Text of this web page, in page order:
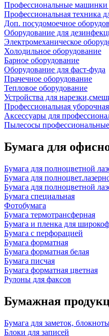
Профессиональные машинки
Профессиональная техника
Доп. посудомоечное
Оборудование для
Электромеханическое
Холодильное оборудование
Барное оборудование
Оборудование для фаст-фуда
Прачечное оборудование
Тепловое оборудование
Устройства для
Профессиональная
Аксессуары для
Пылесосы профессиональные
Бумага для
Бумага для полноцветной
Бумага для
Бумага для полноцветной
Бумага специальная
Фотобумага
Бумага термотрансферная
Бумага и пленка для
Бумага с перфорацией
Бумага форматная
Бумага форматная белая
Бумага писчая
Бумага форматная цветная
Рулоны для факсов
Бумажная
Бумага для заметок,
Блоки для записей